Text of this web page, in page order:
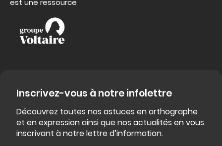
Inscrivez-vous à notre infolettre
Découvrez toutes nos astuces en orthographe
et en expression ainsi que nos actualités en vous
inscrivant à notre lettre d’information.